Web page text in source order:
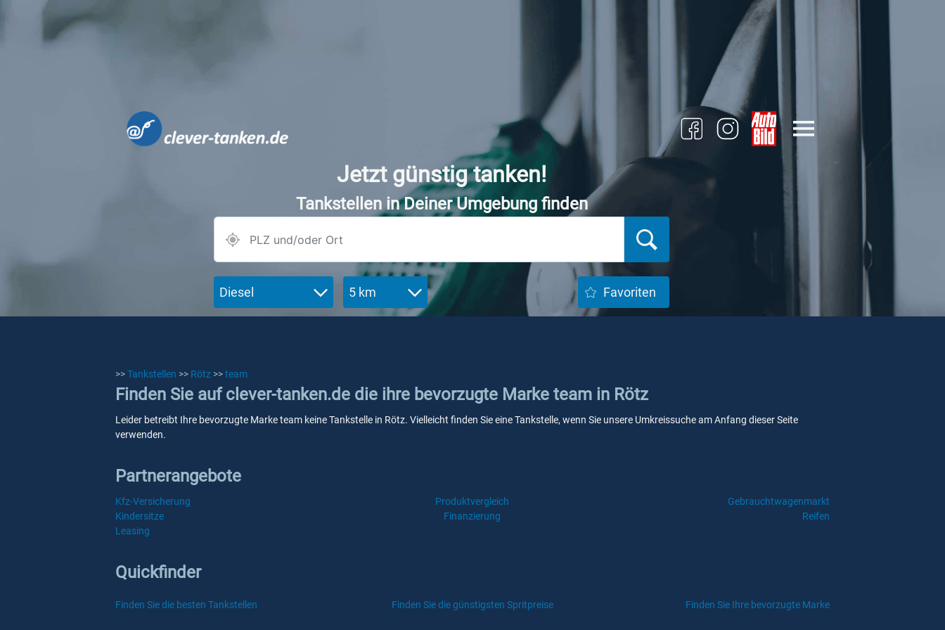
Jetzt günstig tanken!
Tankstellen in Deiner Umgebung finden
Diesel 5 km Favoriten
>>Tankstellen >> Rötz >>team
Finden Sie auf clever-tanken.de die ihre bevorzugte Marke team in Rötz
Leider betreibt Ihre bevorzugte Marke team keine Tankstelle in Rötz. Vielleicht finden Sie eine Tankstelle, wenn Sie unsere Umkreissuche am Anfang dieser Seite
verwenden.
Partnerangebote
Kfz-Versicherung Produktvergleich
Gebrauchtwagenmarkt
Kindersitze
Finanzierung
Reifen
Leasing
Quickfinder
Finden Sie die besten Tankstellen Finden Sie die günstigsten Spritpreise Finden Sie Ihre bevorzugte Marke